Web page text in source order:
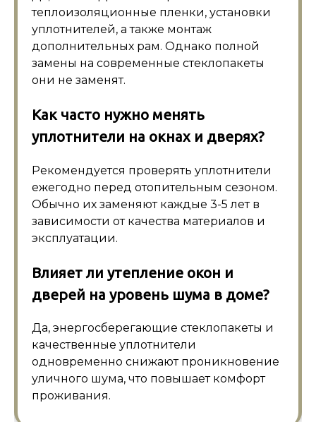
теплоизоляционные пленки, установки
уплотнителей, а также монтаж
дополнительных рам. Однако полной
замены на современные стеклопакеты
они не заменят.
Как часто нужно менять
уплотнители на окнах и дверях?
Рекомендуется проверять уплотнители
ежегодно перед отопительным сезоном.
Обычно их заменяют каждые 3-5 лет в
зависимости от качества материалов и
эксплуатации.
Влияет ли утепление окон и
дверей на уровень шума в доме?
Да, энергосберегающие стеклопакеты и
качественные уплотнители
одновременно снижают проникновение
уличного шума, что повышает комфорт
проживания.